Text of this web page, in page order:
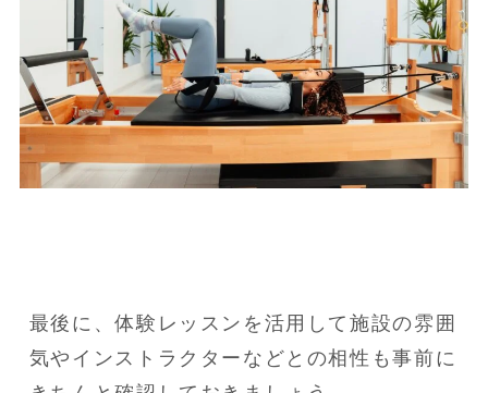
最後に、体験レッスンを活用して施設の雰囲
気やインストラクターなどとの相性も事前に